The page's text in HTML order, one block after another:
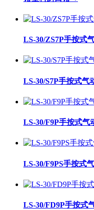
LS-30/ZS7P手按式
LS-30/S7P手按式气
LS-30/F9P手按式气
LS-30/F9PS手按式
LS-30/FD9P手按式